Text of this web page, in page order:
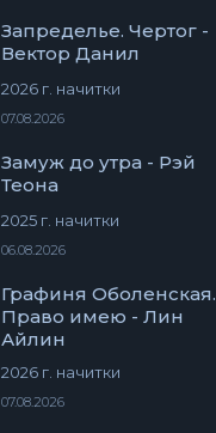
Запределье. Чертог -
Вектор Данил
2026 г. начитки
07.08.2026
Замуж до утра - Рэй
Теона
2025 г. начитки
06.08.2026
Графиня Оболенская.
Право имею - Лин
Айлин
2026 г. начитки
07.08.2026